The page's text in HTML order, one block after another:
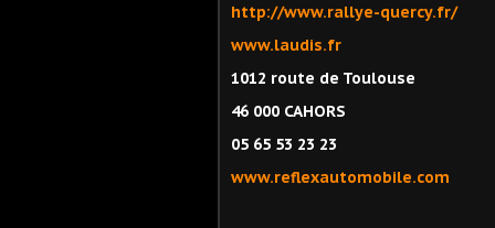
http://www.rallye-quercy.fr/
www.laudis.fr
1012 route de Toulouse
46 000 CAHORS
05 65 53 23 23
www.reflexautomobile.com